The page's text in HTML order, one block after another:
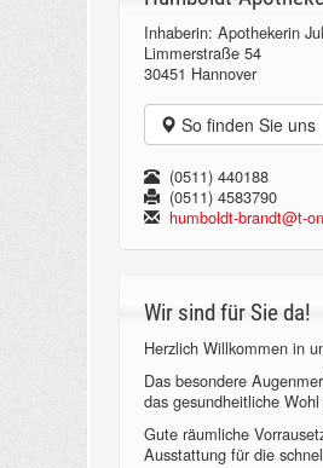
Inhaberin: Apothekerin
Limmerstraße 54
30451 Hannover
So finden Sie uns
(0511) 440188
(0511) 4583790
humboldt-brandt@t-
Wir sind für Sie da!
Herzlich Willkommen in
Das besondere
das gesundheitliche
Gute räumliche
Ausstattung für die